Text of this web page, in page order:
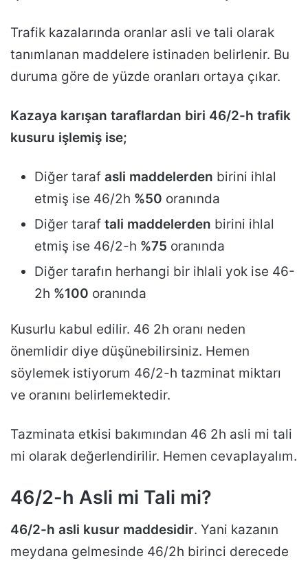
Trafik kazalarında oranlar asli ve tali olarak
tanımlanan maddelere istinaden belirlenir. Bu
duruma göre de yüzde oranları ortaya çıkar.
Kazaya karışan taraflardan biri 46/2-h trafik
kusuru işlemiş ise;
Diğer taraf asli maddelerden birini ihlal
etmiş ise 46/2h %50 oranında
Diğer taraf tali maddelerden birini ihlal
etmiş ise 46/2-h %75 oranında
Diğer tarafın herhangi bir ihlali yok ise 46-
2h %100 oranında
Kusurlu kabul edilir. 46 2h oranı neden
önemlidir diye düşünebilirsiniz. Hemen
söylemek istiyorum 46/2-h tazminat miktarı
ve oranını belirlemektedir.
Tazminata etkisi bakımından 46 2h asli mi tali
mi olarak değerlendirilir. Hemen cevaplayalım.
46/2-h Asli mi Tali mi?
46/2-h asli kusur maddesidir. Yani kazanın
meydana gelmesinde 46/2h birinci derecede